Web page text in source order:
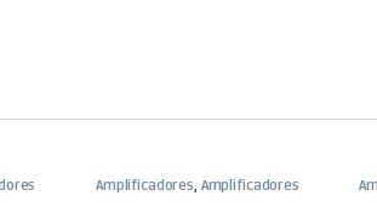
Amplificadores, Amplificadores